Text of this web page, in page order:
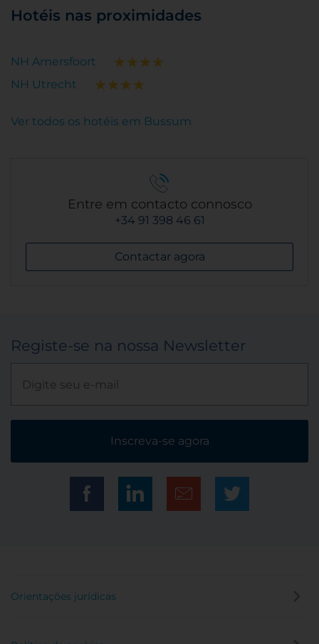
Hotéis nas proximidades
NH Amersfoort
NH Utrecht
Ver todos os hotéis em Bussum
Entre em contacto connosco
+34 91 398 46 61
Contactar agora
Registe-se na nossa Newsletter
Inscreva-se agora
Orientações jurídicas